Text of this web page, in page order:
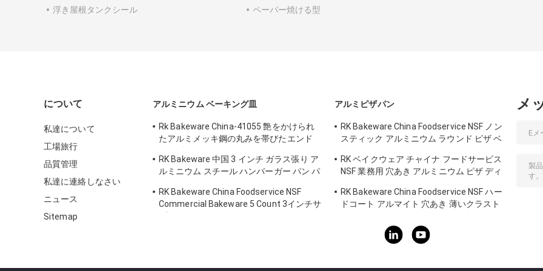
浮き屋根タンクシール ペーパー焼ける型
について
私達について
工場旅行
品質管理
私達に連絡しなさい
ニュース
Sitemap
アルミニウム ベーキング皿
Rk Bakeware China-41055 艶をかけられ
たアルミメッキ鋼の丸みを帯びたエンド
RK Bakeware 中国 3 インチ ガラス張り ア
ルミニウム スチール ハンバーガー パン パ
RK Bakeware China Foodservice NSF
Commercial Bakeware 5 Count 3インチサ
アルミピザパン
RK Bakeware China Foodservice NSF ノン
スティック アルミニウム ラウンド ピザ ベ
RK ベイクウェア チャイナ フードサービス
NSF 業務用 穴あき アルミニウム ピザ ディ
RK Bakeware China Foodservice NSF ハー
ドコート アルマイト 穴あき 薄いクラスト
メ